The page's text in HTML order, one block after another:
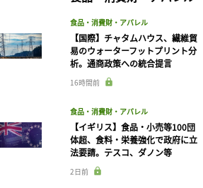
食品・消費財・アパレル
【国際】チャタムハウス、繊維貿
易のウォーターフットプリント分
析。通商政策への統合提言
16時間前
食品・消費財・アパレル
【イギリス】食品・小売等100団
体超、食料・栄養強化で政府に立
法要請。テスコ、ダノン等
2日前